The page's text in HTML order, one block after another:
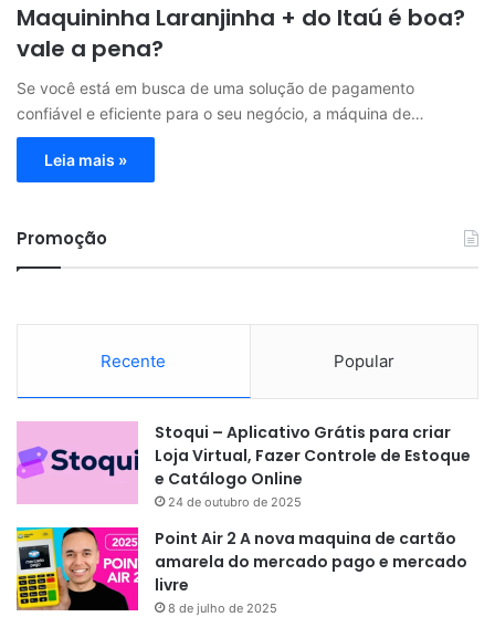
Maquininha Laranjinha + do Itaú é boa?
vale a pena?
Se você está em busca de uma solução de pagamento
confiável e eficiente para o seu negócio, a máquina de…
Leia mais »
Promoção
Recente Popular
Stoqui – Aplicativo Grátis para criar
Loja Virtual, Fazer Controle de Estoque
e Catálogo Online
24 de outubro de 2025
Point Air 2 A nova maquina de cartão
amarela do mercado pago e mercado
livre
8 de julho de 2025